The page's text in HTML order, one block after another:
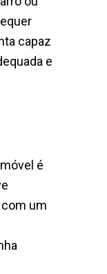
capaz
e
é
um